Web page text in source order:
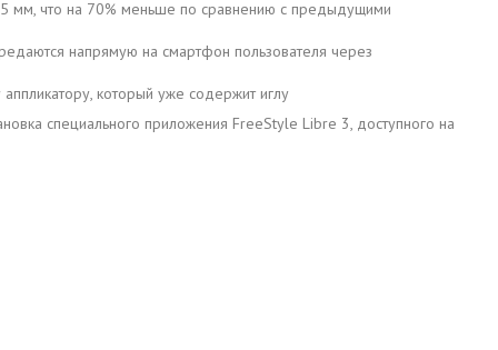
мм, что на 70% меньше по сравнению с предыдущими
напрямую на смартфон пользователя через
который уже содержит иглу
специального приложения FreeStyle Libre 3, доступного на